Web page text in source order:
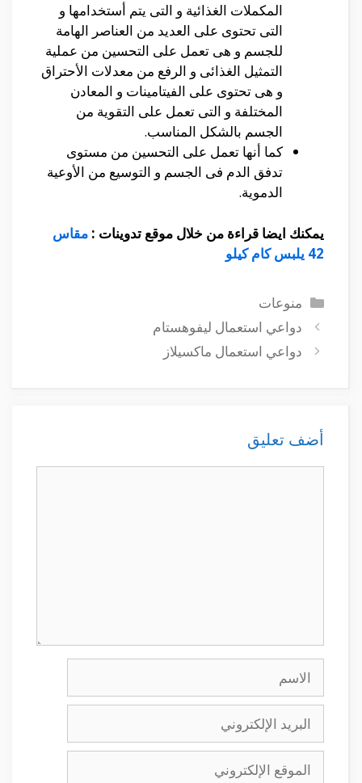
المكملات الغذائية و التى يتم أستخدامها و
التى تحتوى على العديد من العناصر الهامة
للجسم و هى تعمل على التحسين من عملية
التمثيل الغذائى و الرفع من معدلات الأحتراق
و هى تحتوى على الفيتامينات و المعادن
المختلفة و التى تعمل على التقوية من
الجسم بالشكل المناسب.
كما أنها تعمل على التحسين من مستوى
تدفق الدم فى الجسم و التوسيع من الأوعية
الدموية.
يمكنك ايضا قراءة من خلال موقع تدوينات : مقاس
42 يلبس كام كيلو
التصنيفات
منوعات
دواعي استعمال ليفوهستام
دواعي استعمال ماكسيلاز
أضف تعليق
الإلكتروني